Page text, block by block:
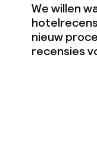
We willen
nieuw
recensies